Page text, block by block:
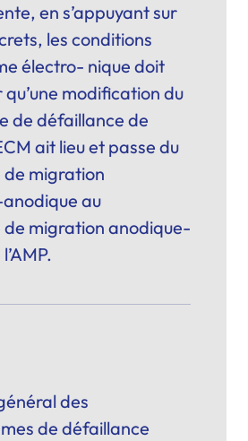
en s’appuyant sur
les conditions
électro- nique doit
modification du
de défaillance de
ait lieu et passe du
migration
au
de migration anodique-
des
de défaillance